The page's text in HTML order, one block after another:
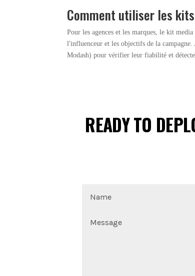
Comment utiliser les
Pour les agences et les marques, le kit
l'influenceur et les objectifs de la
Modash) pour vérifier leur fiabilité et
READY TO